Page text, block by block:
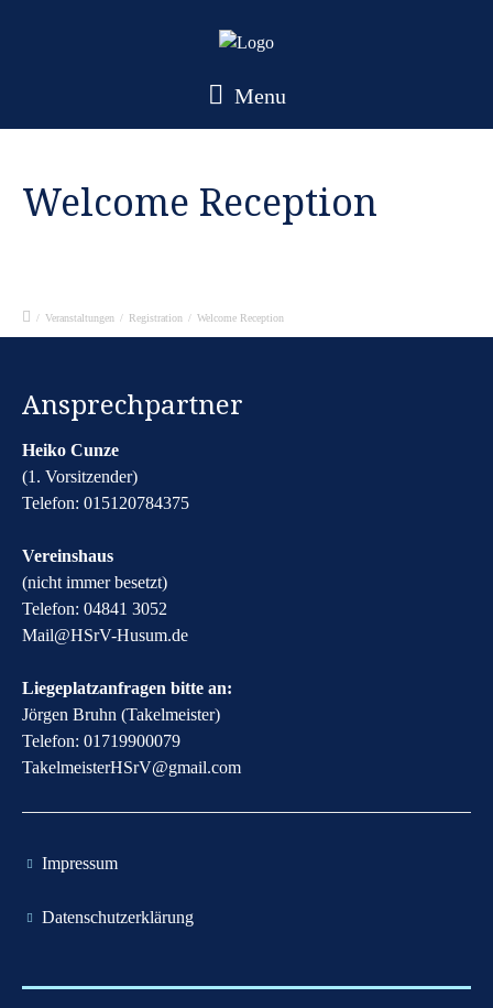
Menu
Welcome Reception
/ Veranstaltungen / Registration / Welcome Reception
Ansprechpartner
Heiko Cunze
(1. Vorsitzender)
Telefon: 015120784375
Vereinshaus
(nicht immer besetzt)
Telefon: 04841 3052
​Mail@HSrV-Husum.de​
Liegeplatzanfragen bitte an:
Jörgen Bruhn (Takelmeister)
Telefon: 01719900079
​TakelmeisterHSrV@gmail.com​
​Impressum
​Datenschutzerklärung